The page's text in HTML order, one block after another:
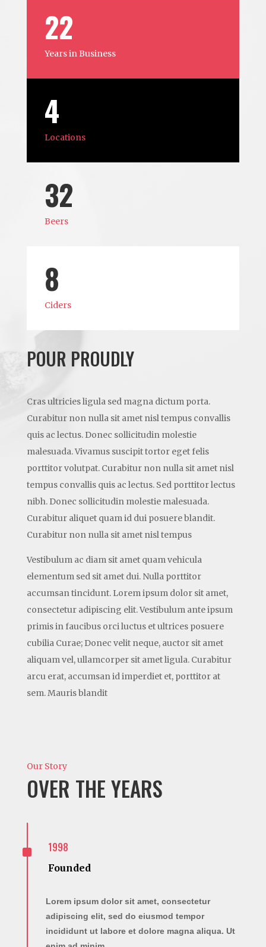
22
Years in Business
4
Locations
32
Beers
8
Ciders
POUR PROUDLY
Cras ultricies ligula sed magna dictum porta.
Curabitur non nulla sit amet nisl tempus convallis
quis ac lectus. Donec sollicitudin molestie
malesuada. Vivamus suscipit tortor eget felis
porttitor volutpat. Curabitur non nulla sit amet nisl
tempus convallis quis ac lectus. Sed porttitor lectus
nibh. Donec sollicitudin molestie malesuada.
Curabitur aliquet quam id dui posuere blandit.
Curabitur non nulla sit amet nisl tempus
Vestibulum ac diam sit amet quam vehicula
elementum sed sit amet dui. Nulla porttitor
accumsan tincidunt. Lorem ipsum dolor sit amet,
consectetur adipiscing elit. Vestibulum ante ipsum
primis in faucibus orci luctus et ultrices posuere
cubilia Curae; Donec velit neque, auctor sit amet
aliquam vel, ullamcorper sit amet ligula. Curabitur
arcu erat, accumsan id imperdiet et, porttitor at
sem. Mauris blandit
Our Story
OVER THE YEARS
^ 1998
Founded
Lorem ipsum dolor sit amet, consectetur
adipiscing elit, sed do eiusmod tempor
incididunt ut labore et dolore magna aliqua. Ut